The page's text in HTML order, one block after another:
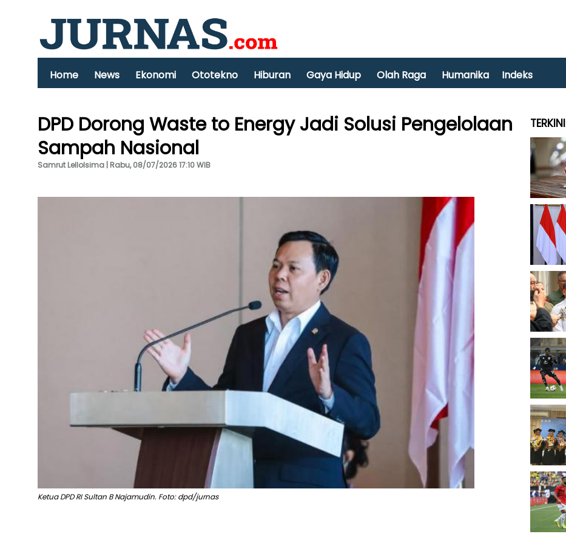
Home News Ekonomi Ototekno Hiburan Gaya Hidup Olah Raga Humanika Indeks
DPD Dorong Waste to Energy Jadi Solusi Pengelolaan
Sampah Nasional
Samrut Lellolsima | Rabu, 08/07/2026 17:10 WIB
Ketua DPD RI Sultan B Najamudin. Foto: dpd/jurnas
TERKINI